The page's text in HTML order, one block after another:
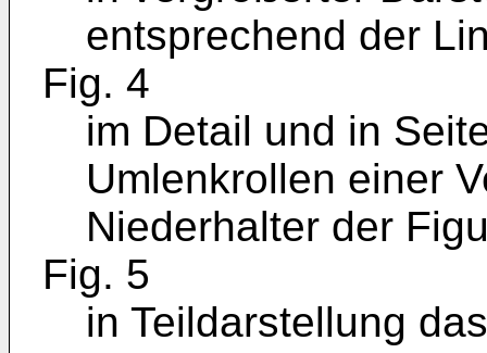
entsprechend der
Fig. 4
im Detail und in
Umlenkrollen einer
Niederhalter der
Fig. 5
in Teildarstellung